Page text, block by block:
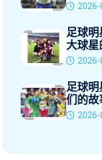
足球
大球
足球
们的故